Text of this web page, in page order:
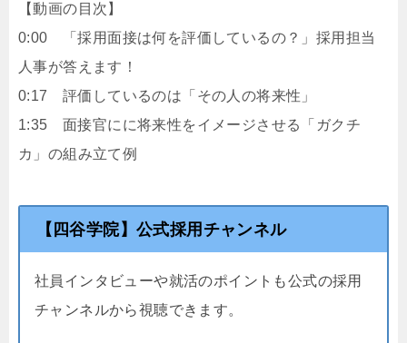
【動画の目次】
0:00 「採用面接は何を評価しているの？」採用担当
人事が答えます！
0:17 評価しているのは「その人の将来性」
1:35 面接官にに将来性をイメージさせる「ガクチ
カ」の組み立て例
【四谷学院】公式採用チャンネル
社員インタビューや就活のポイントも公式の採用
チャンネルから視聴できます。